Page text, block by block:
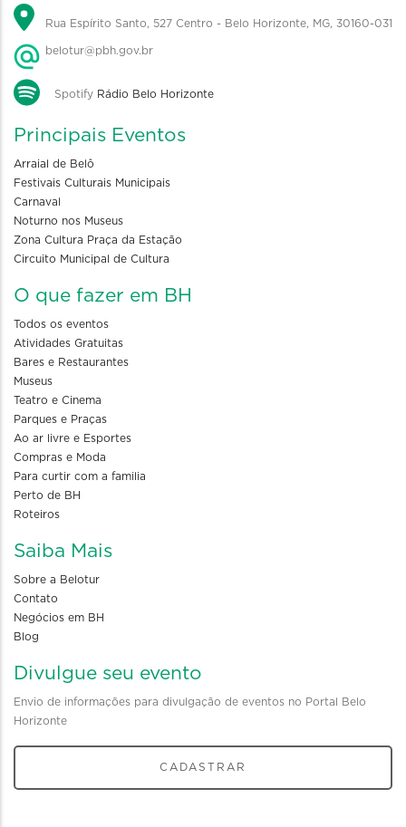
Rua Espírito Santo, 527 Centro - Belo Horizonte, MG, 30160-031
belotur@pbh.gov.br
Spotify Rádio Belo Horizonte
Principais Eventos
Arraial de Belô
Festivais Culturais Municipais
Carnaval
Noturno nos Museus
Zona Cultura Praça da Estação
Circuito Municipal de Cultura
O que fazer em BH
Todos os eventos
Atividades Gratuitas
Bares e Restaurantes
Museus
Teatro e Cinema
Parques e Praças
Ao ar livre e Esportes
Compras e Moda
Para curtir com a familia
Perto de BH
Roteiros
Saiba Mais
Sobre a Belotur
Contato
Negócios em BH
Blog
Divulgue seu evento
Envio de informações para divulgação de eventos no Portal Belo
Horizonte
CADASTRAR